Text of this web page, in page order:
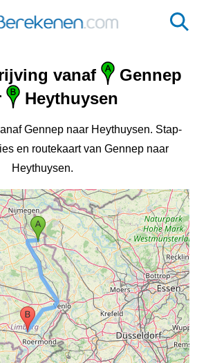
vanaf
Gennep
Heythuysen
Gennep naar Heythuysen. Stap-
en routekaart van Gennep naar
Heythuysen.